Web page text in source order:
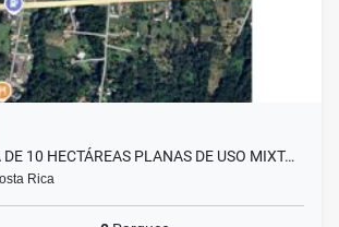
10 HECTÁREAS PLANAS DE USO MIXT…
Rica